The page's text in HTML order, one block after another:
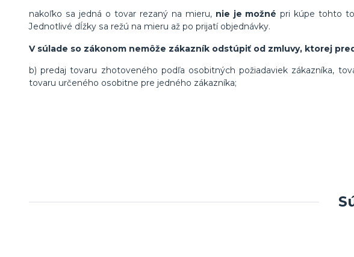
nakoľko sa jedná o tovar rezaný na mieru, nie je možné pri kúpe tohto
Jednotlivé dĺžky sa režú na mieru až po prijatí objednávky.
V súlade so zákonom nemôže zákazník odstúpiť od zmluvy, ktorej
b) predaj tovaru zhotoveného podľa osobitných požiadaviek zákazníka,
tovaru určeného osobitne pre jedného zákazníka;